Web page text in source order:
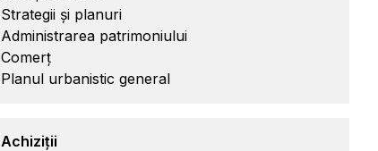
Strategii și planuri
Administrarea patrimoniului
Comerț
Planul urbanistic general
Achiziții